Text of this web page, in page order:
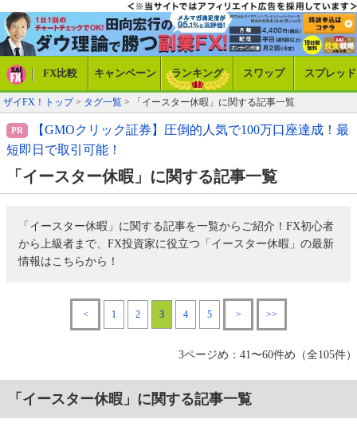
FX比較 キャンペーン ランキング スワップ スプレッド
ザイFX！トップ> タグ一覧 > 「イースター休暇」に関する記事一覧
【GMOクリック証券】圧倒的人気で100万口座達成！最
短即日で取引可能！
「イースター休暇」に関する記事一覧
「イースター休暇」に関する記事を一覧からご紹介！FX初心者
から上級者まで、FX投資家に役立つ「イースター休暇」の最新
情報はこちらから！
< 1 2 3 4 5 > >>
3ページめ：41〜60件め（全105件）
「イースター休暇」に関する記事一覧